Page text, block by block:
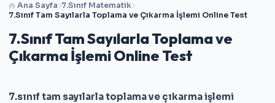
Ana Sayfa 7.Sınıf Matematik
7.Sınıf Tam Sayılarla Toplama ve Çıkarma İşlemi Online Test
7.Sınıf Tam Sayılarla Toplama ve
Çıkarma İşlemi Online Test
7.sınıf tam sayılarla toplama ve çıkarma işlemi